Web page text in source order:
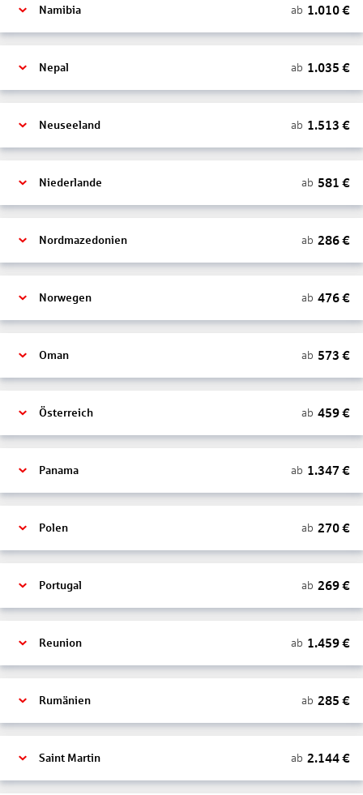
Namibia ab 1.010€
Nepal ab 1.035 €
Neuseeland ab 1.513 €
Niederlande ab 581 €
Nordmazedonien ab 286€
Norwegen ab 476€
Oman ab 573 €
Österreich ab 459€
Panama ab 1.347 €
Polen ab 270€
Portugal ab 269€
Reunion ab 1.459€
Rumänien ab 285 €
Saint Martin ab 2.144€